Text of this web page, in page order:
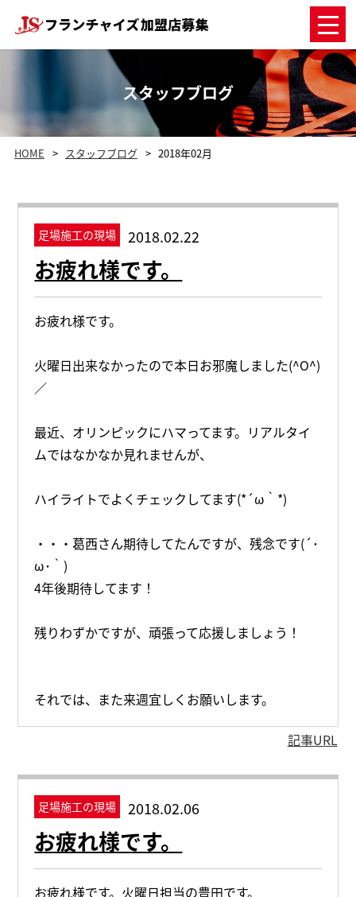
スタッフブログ
HOME スタッフブログ 2018年02月
足場施工の現場 2018.02.22
お疲れ様です。
お疲れ様です。
火曜日出来なかったので本日お邪魔しました(^O^)
／
最近、オリンピックにハマってます。リアルタイ
ムではなかなか見れませんが、
ハイライトでよくチェックしてます(*´ω｀*)
・・・葛西さん期待してたんですが、残念です(´･
ω･｀)
4年後期待してます！
残りわずかですが、頑張って応援しましょう！
それでは、また来週宜しくお願いします。
記事URL
足場施工の現場 2018.02.06
お疲れ様です。
お疲れ様です。火曜日担当の豊田です。